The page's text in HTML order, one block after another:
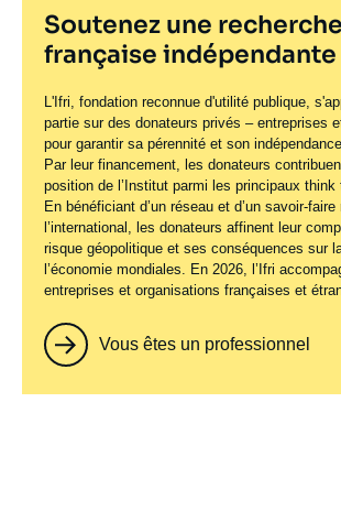
Soutenez une recherche
française indépendante
L'Ifri, fondation reconnue d'utilité publique,
partie sur des donateurs privés – entreprises
pour garantir sa pérennité et son
Par leur financement, les donateurs
position de l’Institut parmi les principaux think
En bénéficiant d’un réseau et d’un savoir-
l’international, les donateurs affinent leur
risque géopolitique et ses conséquences sur
l’économie mondiales. En 2026, l’Ifri
entreprises et organisations françaises et
Vous êtes un professionnel